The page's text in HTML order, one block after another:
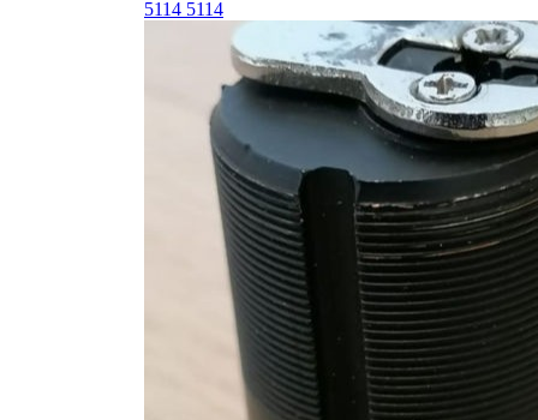
5114 5114